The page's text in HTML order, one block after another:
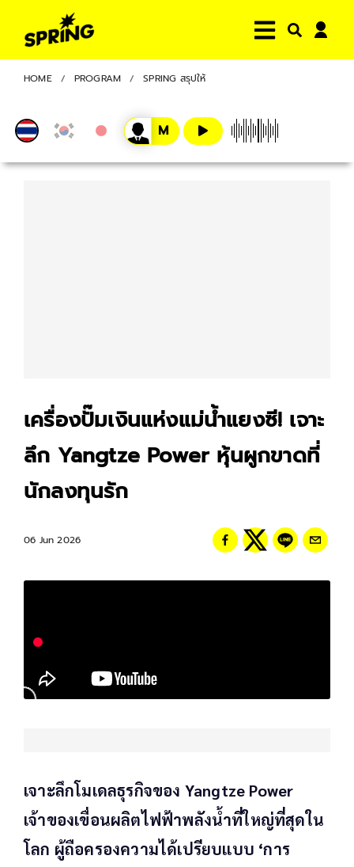
HOME PROGRAM SPRING สรุปให้
เครื่องปั๊มเงินแห่งแม่น้ำแยงซี! เจาะ
ลึก Yangtze Power หุ้นผูกขาดที่
นักลงทุนรัก
06 Jun 2026
เจาะลึกโมเดลธุรกิจของ Yangtze Power
เจ้าของเขื่อนผลิตไฟฟ้าพลังน้ำที่ใหญ่ที่สุดใน
โลก ผู้ถือครองความได้เปรียบแบบ ‘การ